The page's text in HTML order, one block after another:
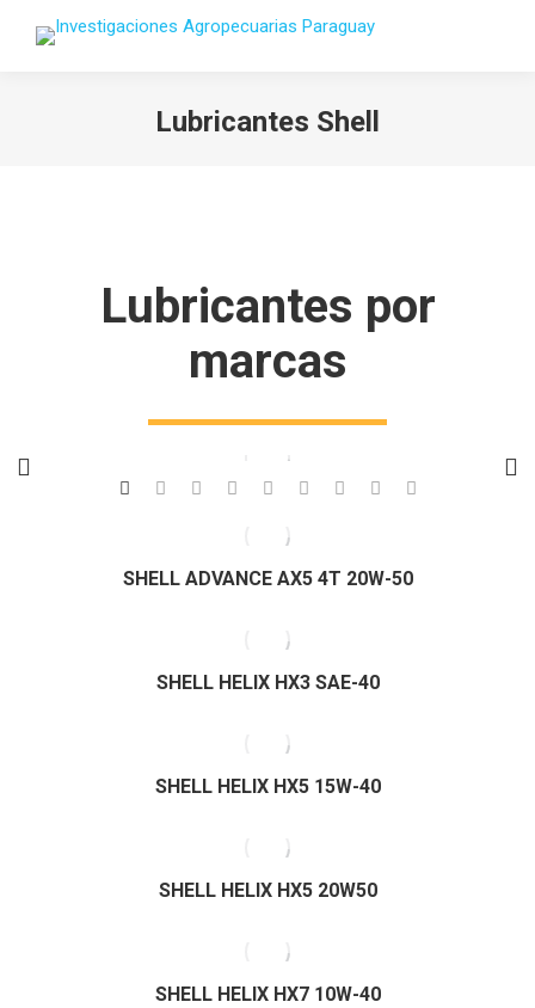
Lubricantes Shell
Lubricantes por
marcas
SHELL ADVANCE AX5 4T 20W-50
SHELL HELIX HX3 SAE-40
SHELL HELIX HX5 15W-40
SHELL HELIX HX5 20W50
SHELL HELIX HX7 10W-40